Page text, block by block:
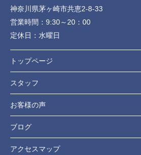
神奈川県茅ヶ崎市共恵2-8-33
営業時間： 9:30～20：00
定休日： 水曜日
トップページ
スタッフ
お客様の声
ブログ
アクセスマップ